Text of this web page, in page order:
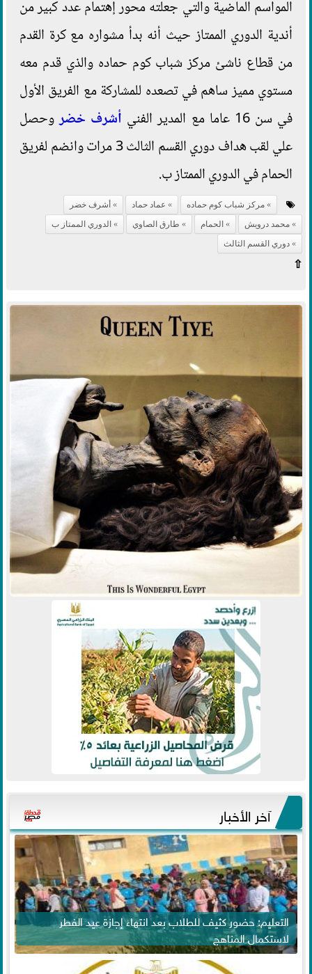
المواسم الماضية والتي جعلته محور إهتمام عدد كبير من
أندية الدوري الممتاز حيث أنه بدأ مشواره مع كرة القدم
من قطاع ناشئ مركز شباب كوم حماده والذي قدم معه
مستوي مميز ساهم في تصعده للمشاركة مع الفريق الأول
في سن 16 عاما مع المدير الفني
أشرف خضروحصل
علي لقب هداف دوري القسم الثالث 3 مرات وانضم لفريق
الحمام في الدوري الممتاز ب.
مركز شباب كوم حماده عماد حماد
أشرف خضر
محمد درويش
الحمام طارق الصاوي
الدوري الممتاز ب
دوري القسم الثالث
⇧
آخر الأخبار
التعليم: حضور كثيف للطلاب بعد انتهاء إجازة عيد الفطر
لاستكمال المناهج